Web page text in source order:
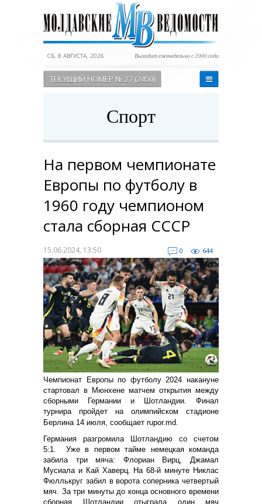
СБ, 8 АВГУСТА, 2026 Выходит еженедельно с 2000 года
ТЕКУЩИЙ НОМЕР № 27 (2450)
Спорт
На первом чемпионате
Европы по футболу в
1960 году чемпионом
стала сборная СССР
15.06.2024, 13:50 0 644
Чемпионат Европы по футболу 2024 накануне
стартовал в Мюнхене матчем открытия между
сборными Германии и Шотландии. Финал
турнира пройдет на олимпийском стадионе
Берлина 14 июля, сообщает rupor.md.
Германия разгромила Шотландию со счетом
5:1.
Уже в первом тайме немецкая команда
забила три мяча: Флориан Вирц, Джамал
Мусиала и Кай Хаверц. На 68-й минуте Никлас
Фюллькруг забил в ворота соперника четвертый
мяч. За три минуты до конца основного времени
сборная Шотландии отыграла один мяч